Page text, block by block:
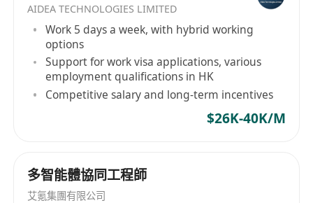
AIDEA TECHNOLOGIES LIMITED
Work 5 days a week, with hybrid working
options
Support for work visa applications, various
employment qualifications in HK
Competitive salary and long-term incentives
$26K-40K/M
多智能體協同工程師
艾氪集團有限公司